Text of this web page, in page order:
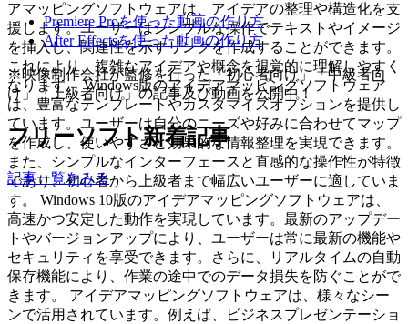
アマッピングソフトウェアは、アイデアの整理や構造化を支
援します。ユーザーはシンプルな操作でテキストやイメージ
を挿入し、関連性を示すリンクを作成することができます。
これにより、複雑なアイデアや概念を視覚的に理解しやすく
なります。 Windows版のアイデアマッピングソフトウェア
は、豊富なテンプレートやカスタマイズオプションを提供し
ています。ユーザーは自分のニーズや好みに合わせてマップ
を作成し、使いやすさと効果的な情報整理を実現できます。
また、シンプルなインターフェースと直感的な操作性が特徴
であり、初心者から上級者まで幅広いユーザーに適していま
す。 Windows 10版のアイデアマッピングソフトウェアは、
高速かつ安定した動作を実現しています。最新のアップデー
トやバージョンアップにより、ユーザーは常に最新の機能や
セキュリティを享受できます。さらに、リアルタイムの自動
保存機能により、作業の途中でのデータ損失を防ぐことがで
きます。 アイデアマッピングソフトウェアは、様々なシー
ンで活用されています。例えば、ビジネスプレゼンテーショ
Premiere Proを使った動画の作り方
After Effectsを使った動画の作り方
※映像制作会社が監修を行った「初心者向け」「中級者向
け」「上級者向け」の記事及び動画を公開中！
フリーソフト新着記事
記事一覧をみる